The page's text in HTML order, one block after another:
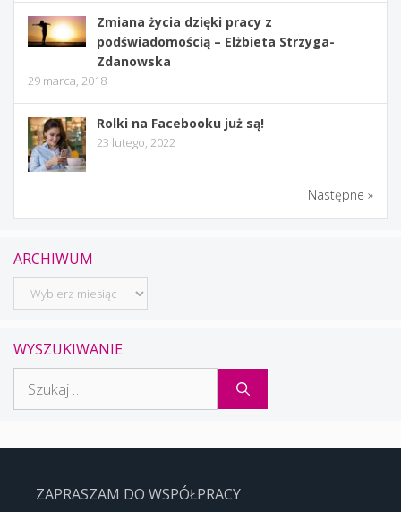
Zmiana życia dzięki pracy z
podświadomością – Elżbieta Strzyga-
Zdanowska
29 marca, 2018
Rolki na Facebooku już są!
23 lutego, 2022
Następne »
ARCHIWUM
Archiwum
WYSZUKIWANIE
ZAPRASZAM DO WSPÓŁPRACY